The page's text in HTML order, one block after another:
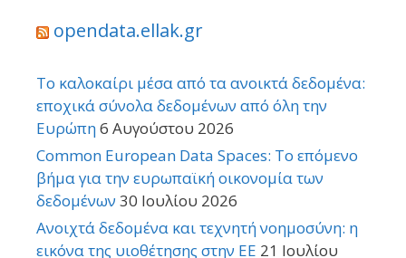
opendata.ellak.gr
Το καλοκαίρι μέσα από τα ανοικτά δεδομένα:
εποχικά σύνολα δεδομένων από όλη την
Ευρώπη6 Αυγούστου 2026
Common European Data Spaces: Το επόμενο
βήμα για την ευρωπαϊκή οικονομία των
δεδομένων 30 Ιουλίου 2026
Ανοιχτά δεδομένα και τεχνητή νοημοσύνη: η
εικόνα της υιοθέτησης στην ΕΕ 21 Ιουλίου